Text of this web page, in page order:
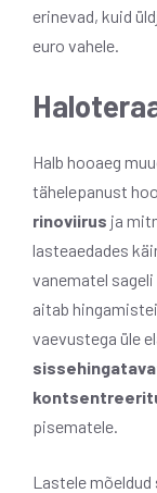
erinevad, kuid
euro vahele.
Halb hooaeg
tähelepanust
rinoviirus ja
lasteaedades
vanematel
aitab
vaevustega üle
pisematele.
Lastele